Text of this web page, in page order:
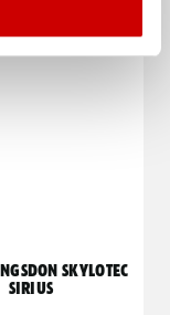
Skylotec
Sirius